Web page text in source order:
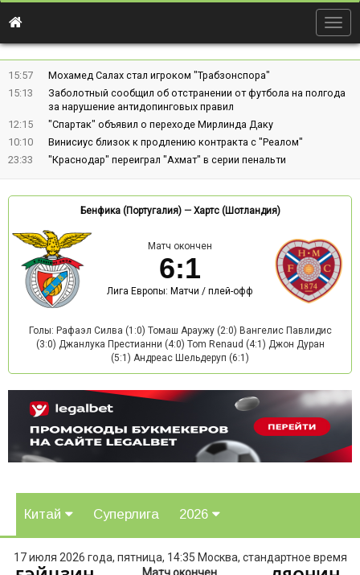
15:57
Мохамед Салах стал игроком "Трабзонспора"
15:13
Заболотный сообщил об отстранении от футбола на полгода
за нарушение антидопинговых правил
12:15
"Спартак" объявил о переходе Мирлинда Даку
10:10
Винисиус близок к продлению контракта с "Реалом"
23:33
"Краснодар" переиграл "Ахмат" в серии пенальти
Бенфика (Португалия)— Хартс (Шотландия)
Матч окончен
6:1
Лига Европы: Матчи / плей-офф
Голы: Рафаэл Силва (1:0) Томаш Араужу (2:0) Вангелис Павлидис
(3:0) Джанлука Престианни (4:0) Tom Renaud (4:1) Джон Дуран
(5:1) Андреас Шельдеруп (6:1)
Китай Суперлига 2026
17 июля 2026 года, пятница, 14:35 Москва, стандартное время
Матч окончен